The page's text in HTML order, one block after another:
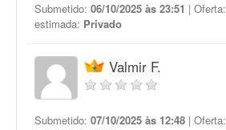
Submetido: 06/10/2025 às 23:51 | Oferta:
estimada: Privado
Valmir F.
Submetido: 07/10/2025 às 12:48 | Oferta: